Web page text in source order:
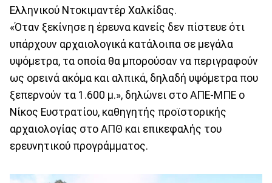
Ελληνικού Ντοκιμαντέρ Χαλκίδας.
«Όταν ξεκίνησε η έρευνα κανείς δεν πίστευε ότι
υπάρχουν αρχαιολογικά κατάλοιπα σε μεγάλα
υψόμετρα, τα οποία θα μπορούσαν να περιγραφούν
ως ορεινά ακόμα και αλπικά, δηλαδή υψόμετρα που
ξεπερνούν τα 1.600 μ.», δηλώνει στο ΑΠΕ-ΜΠΕ ο
Νίκος Ευστρατίου, καθηγητής προϊστορικής
αρχαιολογίας στο ΑΠΘ και επικεφαλής του
ερευνητικού προγράμματος.